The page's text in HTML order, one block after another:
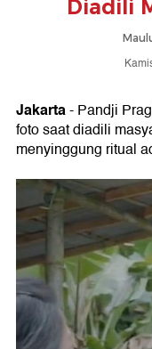
Diadili
Jakarta- Pandji
foto saat diadili
menyinggung ritual